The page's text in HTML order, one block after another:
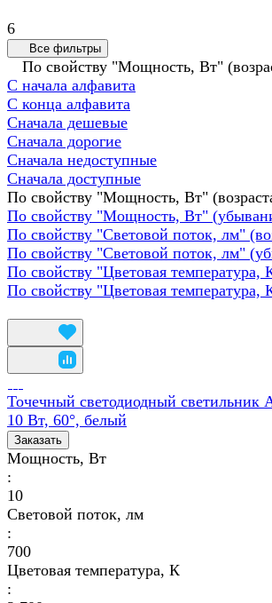
6
Все фильтры
По свойству "Мощность, Вт"
С начала алфавита
С конца алфавита
Сначала дешевые
Сначала дорогие
Сначала недоступные
Сначала доступные
По свойству "Мощность, Вт"
По свойству "Мощность, Вт"
По свойству "Световой поток, лм"
По свойству "Световой поток, лм"
По свойству "Цветовая температура,
По свойству "Цветовая температура,
Точечный светодиодный светильник
10 Вт, 60°, белый
Заказать
Мощность, Вт
:
10
Световой поток, лм
:
700
Цветовая температура, К
: